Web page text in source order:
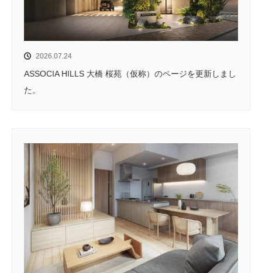
2026.07.24
ASSOCIA HILLS 大橋 桜苑（仮称）のページを更新しまし
た。